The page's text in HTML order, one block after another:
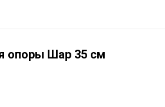
опоры Шар 35 см